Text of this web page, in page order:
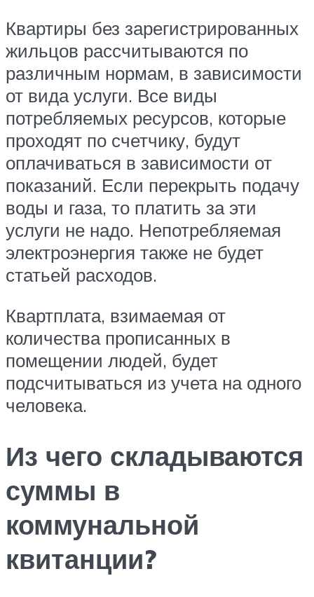
Квартиры без зарегистрированных
жильцов рассчитываются по
различным нормам, в зависимости
от вида услуги. Все виды
потребляемых ресурсов, которые
проходят по счетчику, будут
оплачиваться в зависимости от
показаний. Если перекрыть подачу
воды и газа, то платить за эти
услуги не надо. Непотребляемая
электроэнергия также не будет
статьей расходов.
Квартплата, взимаемая от
количества прописанных в
помещении людей, будет
подсчитываться из учета на одного
человека.
Из чего складываются
суммы в
коммунальной
квитанции?